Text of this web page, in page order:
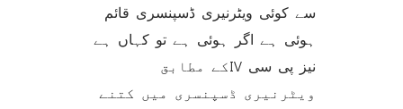
سے کوئی ویٹرنیری ڈسپنسری قائم
ہوئی ہے اگر ہوئی ہے تو کہاں ہے
نیز پی سی IVکے مطابق
ویٹرنیری ڈسپنسری میں کتنے